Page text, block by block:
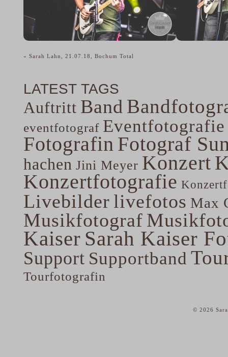
« Sarah Lahn, 21.07.18, Bochum Total
LATEST TAGS
Auftritt Band
eventfotograf Eventfotografie
Fotografin Fotograf
hachen Jini Meyer Konzert
Konzertfotografie
Livebilderlivefotos Max
Musikfotograf
Kaiser Sarah Kaiser
Support Supportband
Tourfotografin
© 2026